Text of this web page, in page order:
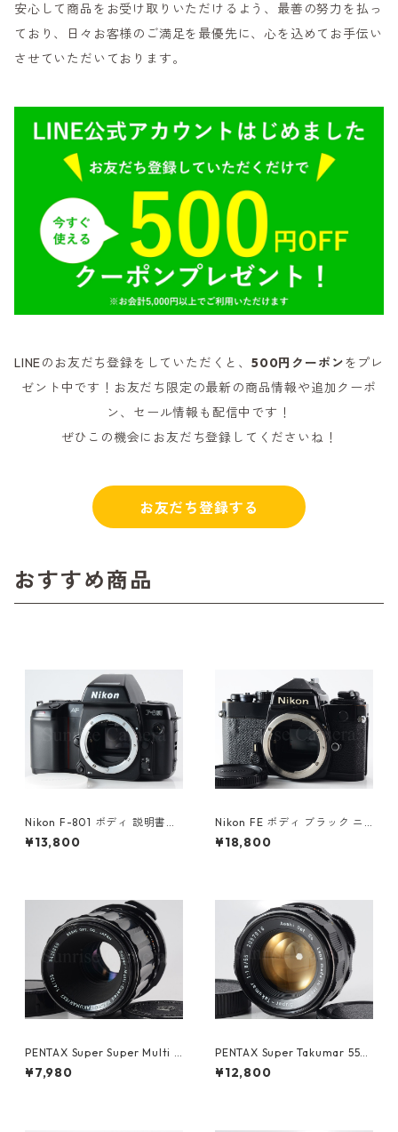
安心して商品をお受け取りいただけるよう、最善の努力を払っ
ており、日々お客様のご満足を最優先に、心を込めてお手伝い
させていただいております。
LINEのお友だち登録をしていただくと、500円クーポンをプレ
ゼント中です！お友だち限定の最新の商品情報や追加クーポ
ン、セール情報も配信中です！
ぜひこの機会にお友だち登録してくださいね！
お友だち登録する
おすすめ商品
Nikon F-801 ボディ 説明書付
ニコン（61270）
¥13,800
Nikon FE ボディ ブラック ニ
コン（61416）
¥18,800
PENTAX Super Super Multi C
oated MACRO TAKUMAR 6×
7 135mm F4 ペンタックス (61
¥7,980
PENTAX Super Takumar 55m
m F1.8 M42 ペンタックス (61
483)
¥12,800